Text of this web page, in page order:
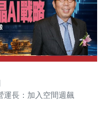
運長：加入空間週飆